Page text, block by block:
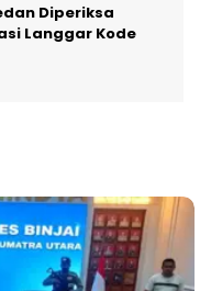
Diperiksa
Langgar Kode